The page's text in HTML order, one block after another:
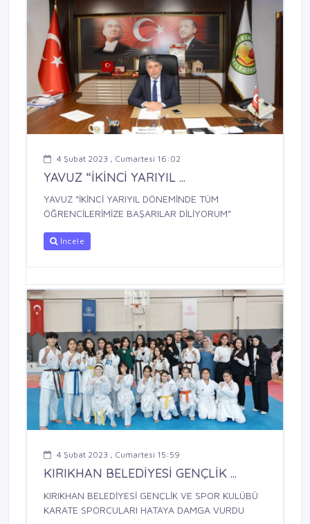
4 Şubat 2023 , Cumartesi 16:02
YAVUZ “İKİNCİ YARIYIL ...
YAVUZ “İKİNCİ YARIYIL DÖNEMİNDE TÜM
ÖĞRENCİLERİMİZE BAŞARILAR DİLİYORUM”
İncele
4 Şubat 2023 , Cumartesi 15:59
KIRIKHAN BELEDİYESİ GENÇLİK ...
KIRIKHAN BELEDİYESİ GENÇLİK VE SPOR KULÜBÜ
KARATE SPORCULARI HATAYA DAMGA VURDU